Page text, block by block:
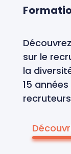
sur le
la
15